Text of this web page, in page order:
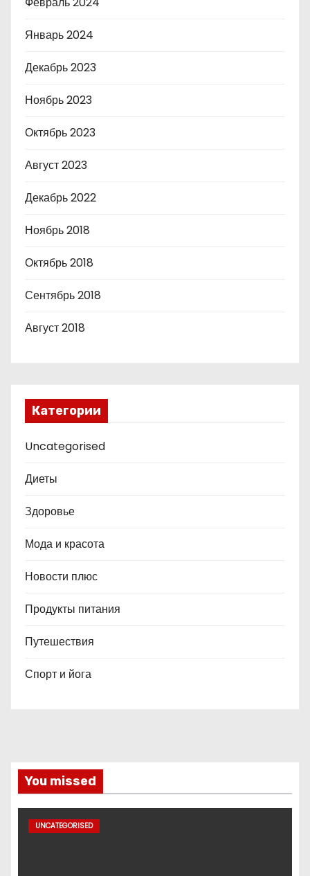
Январь 2024
Декабрь 2023
Ноябрь 2023
Октябрь 2023
Август 2023
Декабрь 2022
Ноябрь 2018
Октябрь 2018
Сентябрь 2018
Август 2018
Категории
Uncategorised
Диеты
Здоровье
Мода и красота
Новости плюс
Продукты питания
Путешествия
Спорт и йога
You missed
UNCATEGORISED